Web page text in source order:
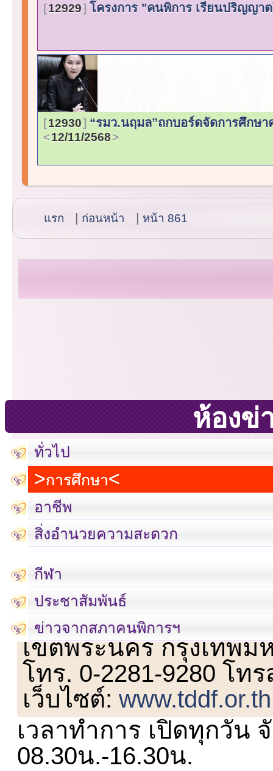
12929 โครงการ "คนพิการ เรียนปริญญา
12930 “รมว.นฤมล”ถกบอร์ดจัดการศึกษ
12/11/2568
แรก ก่อนหน้า หน้า 861
ห้องข่
ทั่วไป
การศึกษา
อาชีพ
สิ่งอำนวยความสะดวก
กีฬา
ประชาสัมพันธ์
ข่าวจากสภาคนพิการฯ
เลขที่ 23 ชั้น 2 ถนนวิ
เขตพระนคร กรุงเทพม
โทร. 0-2281-9280 โท
เว็บไซต์:www.tddf.or.th
เวลาทำการ เปิดทุกวัน
08.30น.-16.30น.